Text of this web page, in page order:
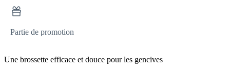
Partie de promotion
Une brossette efficace et douce pour les gencives